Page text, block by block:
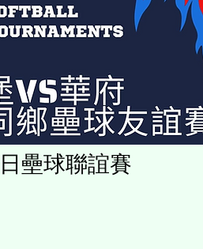
日壘球聯誼賽